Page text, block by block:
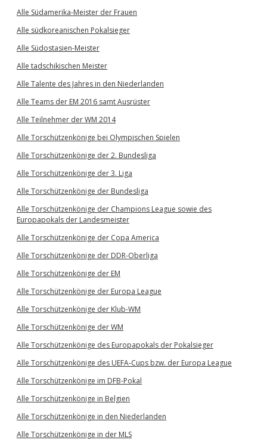
Alle Südamerika-Meister der Frauen
Alle südkoreanischen Pokalsieger
Alle Südostasien-Meister
Alle tadschikischen Meister
Alle Talente des Jahres in den Niederlanden
Alle Teams der EM 2016 samt Ausrüster
Alle Teilnehmer der WM 2014
Alle Torschützenkönige bei Olympischen Spielen
Alle Torschützenkönige der 2. Bundesliga
Alle Torschützenkönige der 3. Liga
Alle Torschützenkönige der Bundesliga
Alle Torschützenkönige der Champions League sowie des
Europapokals der Landesmeister
Alle Torschützenkönige der Copa America
Alle Torschützenkönige der DDR-Oberliga
Alle Torschützenkönige der EM
Alle Torschützenkönige der Europa League
Alle Torschützenkönige der Klub-WM
Alle Torschützenkönige der WM
Alle Torschützenkönige des Europapokals der Pokalsieger
Alle Torschützenkönige des UEFA-Cups bzw. der Europa League
Alle Torschützenkönige im DFB-Pokal
Alle Torschützenkönige in Belgien
Alle Torschützenkönige in den Niederlanden
Alle Torschützenkönige in der MLS